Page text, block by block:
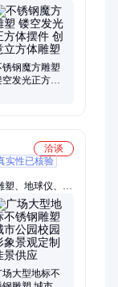
猩雕塑、玻璃
、仿铜人物雕
、卡通米老鼠
锈钢魔方雕塑
空发光正方体
洽谈
实性已核验
塑、地球仪、空
、镂空球、马
广场雕塑、摆
璃钢雕塑
场大型地标不